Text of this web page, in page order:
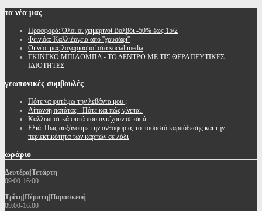
τα νέα μας
Προσφορά: Όλοι οι χειμερινοί Βολβόι -50% έως 15/2
Φειγιόα: Καλλιέργεια απο ''χρυσάφι''
Oι νέοι μας λογαριασμοί στα social media
ΓΚΙΝΓΚΟ ΜΠΙΛΟΜΠΑ - ΤΟ ΔΕΝΤΡΟ ΜΕ ΤΙΣ ΘΕΡΑΠΕΥΤΙΚΕΣ
ΙΔΙΟΤΗΤΕΣ
γεωπονικές συμβουλές
Πότε να φυτέψω την λεβάντα μου ;
Λίπανση πατάτας - Πότε και πώς γίνεται.
Καλλωπιστικά φυτά που αντέχουν σε σκιά.
Ελιά: Πως αυξάνουμε την ανθοφορία, το ποσοστό καρπόδεσης και την
περιεκτικότητα των καρπών σε λάδι
ωράριο
Δευτέρα|Τετάρτη
09:00-16:00
Τρίτη|Πέμπτη|Παρασκευή
09:00-16:00